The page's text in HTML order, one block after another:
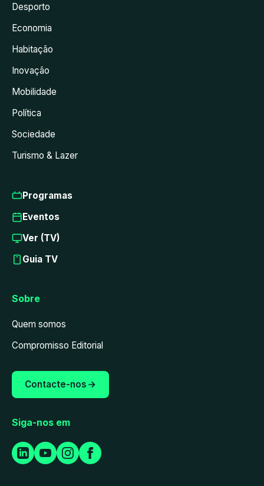
Desporto
Economia
Habitação
Inovação
Mobilidade
Política
Sociedade
Turismo & Lazer
Programas
Eventos
Ver (TV)
Guia TV
Sobre
Quem somos
Compromisso Editorial
Contacte-nos
Siga-nos em